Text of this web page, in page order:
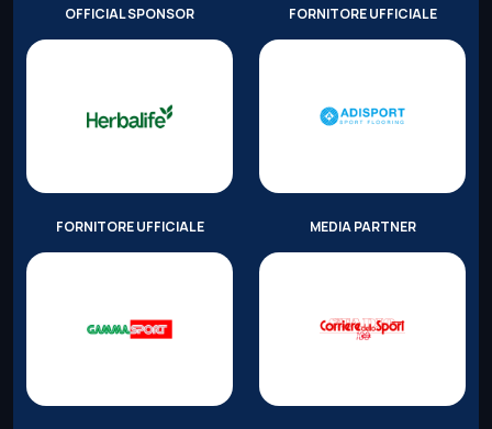
OFFICIAL SPONSOR FORNITORE UFFICIALE
FORNITORE UFFICIALE MEDIA PARTNER